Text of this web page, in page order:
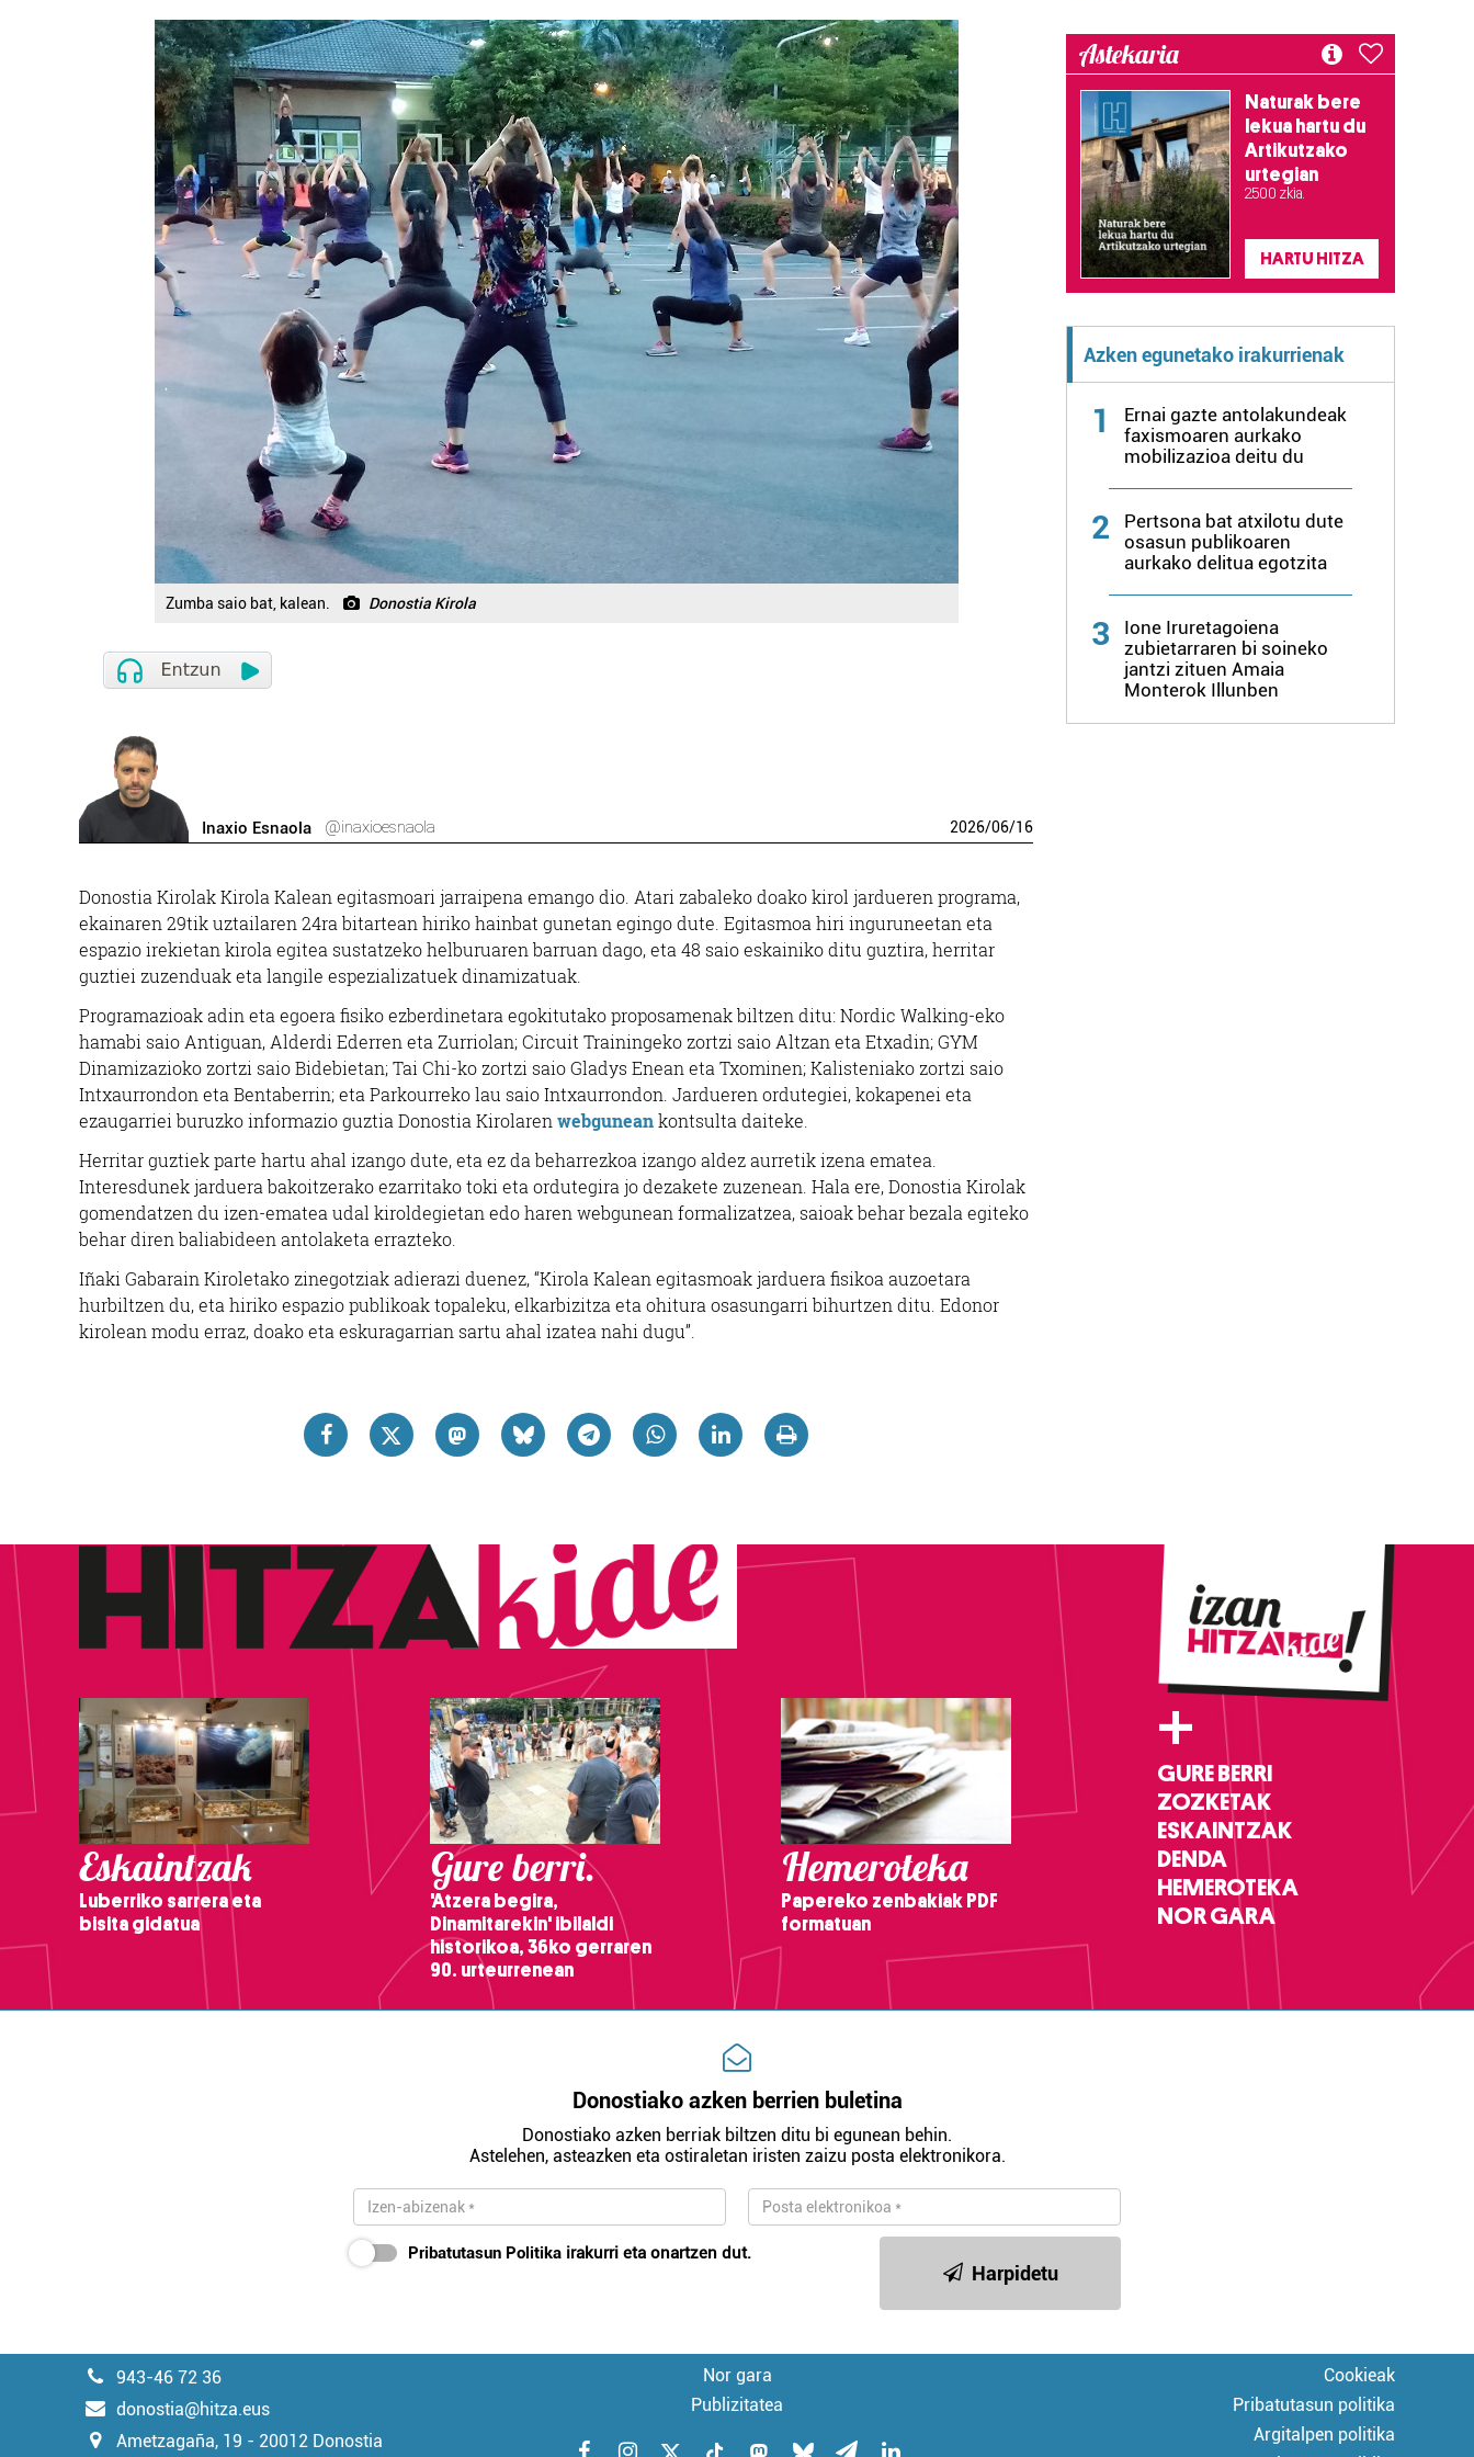
Zumba saio bat, kalean. Donostia Kirola
Inaxio Esnaola @inaxioesnaola 2026/06/16
Donostia Kirolak Kirola Kalean egitasmoari jarraipena emango dio. Atari zabaleko doako kirol jardueren programa,
ekainaren 29tik uztailaren 24ra bitartean hiriko hainbat gunetan egingo dute. Egitasmoa hiri inguruneetan eta
espazio irekietan kirola egitea sustatzeko helburuaren barruan dago, eta 48 saio eskainiko ditu guztira, herritar
guztiei zuzenduak eta langile espezializatuek dinamizatuak.
Programazioak adin eta egoera fisiko ezberdinetara egokitutako proposamenak biltzen ditu: Nordic Walking-eko
hamabi saio Antiguan, Alderdi Ederren eta Zurriolan; Circuit Trainingeko zortzi saio Altzan eta Etxadin; GYM
Dinamizazioko zortzi saio Bidebietan; Tai Chi-ko zortzi saio Gladys Enean eta Txominen; Kalisteniako zortzi saio
Intxaurrondon eta Bentaberrin; eta Parkourreko lau saio Intxaurrondon. Jardueren ordutegiei, kokapenei eta
ezaugarriei buruzko informazio guztia Donostia Kirolaren webguneankontsulta daiteke.
Herritar guztiek parte hartu ahal izango dute, eta ez da beharrezkoa izango aldez aurretik izena ematea.
Interesdunek jarduera bakoitzerako ezarritako toki eta ordutegira jo dezakete zuzenean. Hala ere, Donostia Kirolak
gomendatzen du izen-ematea udal kiroldegietan edo haren webgunean formalizatzea, saioak behar bezala egiteko
behar diren baliabideen antolaketa errazteko.
Iñaki Gabarain Kiroletako zinegotziak adierazi duenez, “Kirola Kalean egitasmoak jarduera fisikoa auzoetara
hurbiltzen du, eta hiriko espazio publikoak topaleku, elkarbizitza eta ohitura osasungarri bihurtzen ditu. Edonor
kirolean modu erraz, doako eta eskuragarrian sartu ahal izatea nahi dugu”.
Astekaria
Naturak bere
lekua hartu du
Artikutzako
urtegian
2.500 zkia.
HARTU HITZA
Azken egunetako irakurrienak
1
Ernai gazte antolakundeak
faxismoaren aurkako
mobilizazioa deitu du
2
Pertsona bat atxilotu dute
osasun publikoaren
aurkako delitua egotzita
3
Ione Iruretagoiena
zubietarraren bi soineko
jantzi zituen Amaia
Monterok Illunben
Eskaintzak
Luberriko sarrera eta
bisita gidatua
Gure berri.
'Atzera begira,
Dinamitarekin' ibilaldi
historikoa, 36ko gerraren
90. urteurrenean
Hemeroteka
Papereko zenbakiak PDF
formatuan
+
GURE BERRI
ZOZKETAK
ESKAINTZAK
DENDA
HEMEROTEKA
NOR GARA
Donostiako azken berrien buletina
Donostiako azken berriak biltzen ditu bi egunean behin.
Astelehen, asteazken eta ostiraletan iristen zaizu posta elektronikora.
Pribatutasun Politika irakurri eta onartzen dut.
Harpidetu
943-46 72 36
donostia@hitza.eus
Ametzagaña, 19 - 20012 Donostia
Nor gara
Publizitatea
Cookieak
Pribatutasun politika
Argitalpen politika